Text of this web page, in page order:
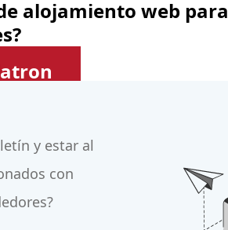
alojamiento web para
y estar al
con